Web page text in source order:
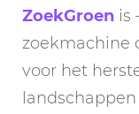
ZoekGroen is
zoekmachine
voor het